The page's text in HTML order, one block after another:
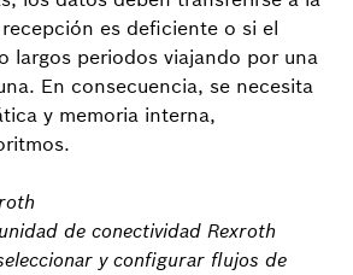
es deficiente o si el
largos periodos viajando por una
En consecuencia, se necesita
y memoria interna,
de conectividad Rexroth
y configurar flujos de